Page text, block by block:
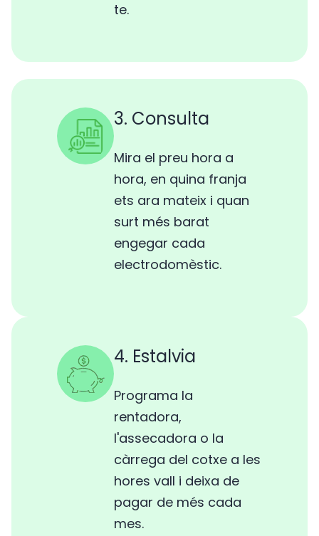
te.
3. Consulta
Mira el preu hora a
hora, en quina franja
ets ara mateix i quan
surt més barat
engegar cada
electrodomèstic.
4. Estalvia
Programa la
rentadora,
l'assecadora o la
càrrega del cotxe a les
hores vall i deixa de
pagar de més cada
mes.